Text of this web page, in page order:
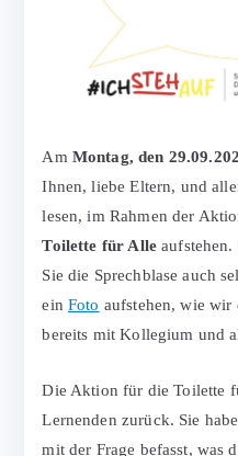
Am Montag, den
Ihnen, liebe Eltern, und
lesen, im Rahmen der
Toilette für Alleaufstehen.
Sie die Sprechblase auch
einFoto aufstehen, wie wir
bereits mit Kollegium und
Die Aktion für die Toilette
Lernenden zurück. Sie
mit der Frage befasst, was